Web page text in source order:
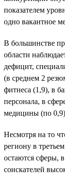
показателем
одно вакантное
В большинстве
области
дефицит,
(в среднем 2
фитнеса (1,9), в
персонала, в
медицины (по
Несмотря на то
региону в
остаются сферы,
соискателей